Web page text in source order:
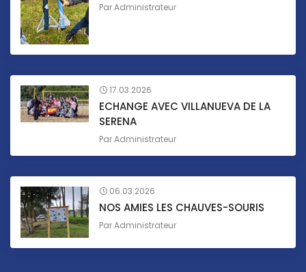
ParAdministrateur
17.03.2026
ECHANGE AVEC VILLANUEVA DE LA
SERENA
ParAdministrateur
06.03.2026
NOS AMIES LES CHAUVES-SOURIS
ParAdministrateur